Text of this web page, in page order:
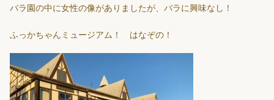
バラ園の中に女性の像がありましたが、バラに興味なし！
ふっかちゃんミュージアム！ はなぞの！